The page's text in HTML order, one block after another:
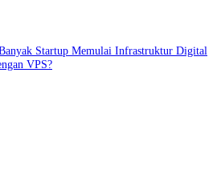
Startup Memulai Infrastruktur Digital
VPS?